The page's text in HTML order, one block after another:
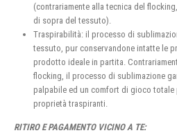
(contrariamente alla tecnica del
di sopra del tessuto).
Traspirabilità: il processo di
tessuto, pur conservandone intatte le
prodotto ideale in partita.
flocking, il processo di sublimazione
palpabile ed un comfort di gioco totale
proprietà traspiranti.
RITIRO E PAGAMENTO VICINO A TE: